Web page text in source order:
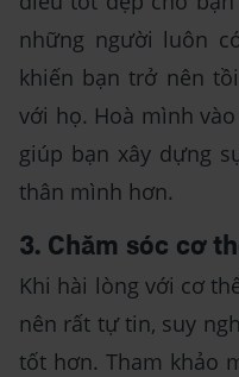
những người luôn
khiến bạn trở nên
với họ. Hoà mình
giúp bạn xây dựng
thân mình hơn.
3. Chăm sóc cơ
Khi hài lòng với cơ
nên rất tự tin, suy
tốt hơn. Tham khảo